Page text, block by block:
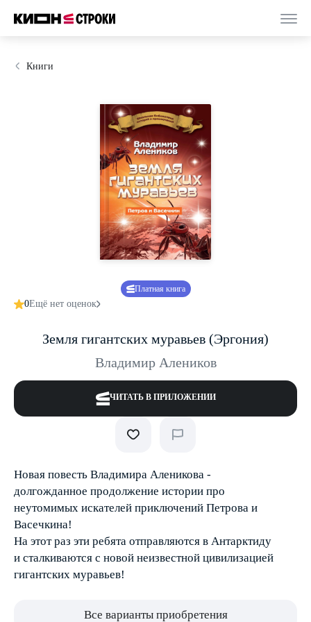
Книги
Платная книга
0Ещё нет оценок
Земля гигантских муравьев (Эргония)
Владимир Алеников
ЧИТАТЬ В ПРИЛОЖЕНИИ
Новая повесть Владимира Аленикова -
долгожданное продолжение истории про
неутомимых искателей приключений Петрова и
Васечкина!
На этот раз эти ребята отправляются в Антарктиду
и сталкиваются с новой неизвестной цивилизацией
гигантских муравьев!
Все варианты приобретения